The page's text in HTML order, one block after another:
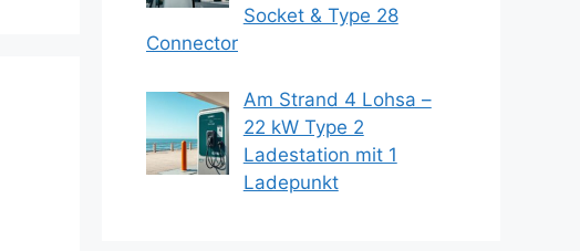
Socket & Type 28
Connector
Am Strand 4 Lohsa –
22 kW Type 2
Ladestation mit 1
Ladepunkt